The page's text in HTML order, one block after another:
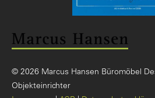
© 2026 Marcus Hansen Büromöbel
Objekteinrichter